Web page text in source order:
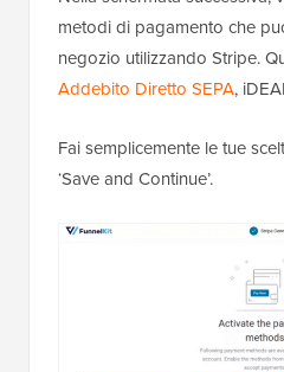
metodi di pagamento che
negozio utilizzando Stripe.
Addebito Diretto SEPA,
Fai semplicemente le tue
‘Save and Continue’.